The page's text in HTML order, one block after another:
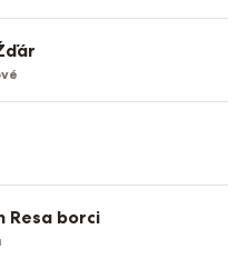
Resa borci